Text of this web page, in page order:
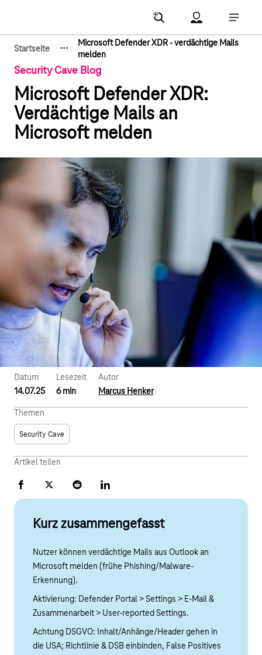
Account Menu
Startseite
Zeige verborgene Breadcrumb-Elemente
···
Microsoft Defender XDR - verdächtige Mails
melden
Security Cave Blog
Microsoft Defender XDR:
Verdächtige Mails an
Microsoft melden
Datum
14.07.25
Lesezeit
6 min
Autor
Marcus Henker
Themen
Security Cave
Artikel teilen
Facebook
X Reddit LinkedIn
Kurz zusammengefasst
Nutzer können verdächtige Mails aus Outlook an
Microsoft melden (frühe Phishing/Malware-
Erkennung).
Aktivierung: Defender Portal > Settings > E-Mail &
Zusammenarbeit > User-reported Settings.
Achtung DSGVO: Inhalt/Anhänge/Header gehen in
die USA; Richtlinie & DSB einbinden, False Positives